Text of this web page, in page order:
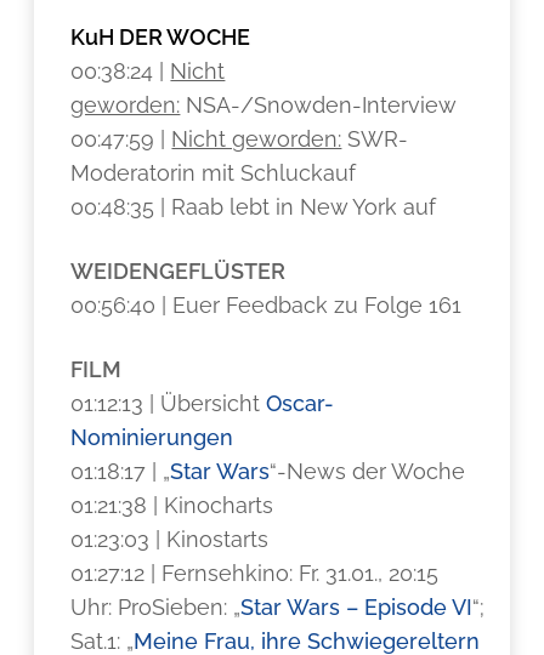
KuH DER WOCHE
00:38:24 | Nicht
geworden: NSA-/Snowden-Interview
00:47:59 | Nicht geworden: SWR-
Moderatorin mit Schluckauf
00:48:35 | Raab lebt in New York auf
WEIDENGEFLÜSTER
00:56:40 | Euer Feedback zu Folge 161
FILM
01:12:13 | ÜbersichtOscar-
Nominierungen
01:18:17 | „Star Wars“-News der Woche
01:21:38 | Kinocharts
01:23:03 | Kinostarts
01:27:12 | Fernsehkino: Fr. 31.01., 20:15
Uhr: ProSieben: „Star Wars – Episode VI“;
Sat.1: „Meine Frau, ihre Schwiegereltern